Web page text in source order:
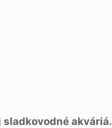
akváriá.